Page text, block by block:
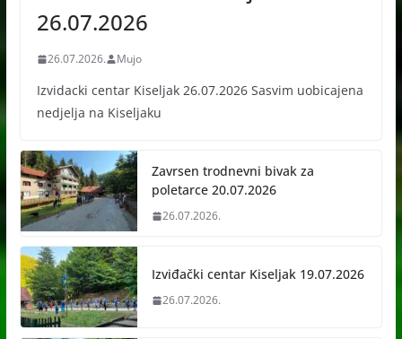
26.07.2026
26.07.2026. Mujo
Izvidacki centar Kiseljak 26.07.2026 Sasvim uobicajena
nedjelja na Kiseljaku
Zavrsen trodnevni bivak za
poletarce 20.07.2026
26.07.2026.
Izviđački centar Kiseljak 19.07.2026
26.07.2026.